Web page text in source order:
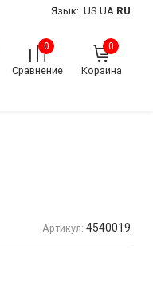
Язык: US UA RU
0
Сравнение
0
Корзина
Артикул: 4540019